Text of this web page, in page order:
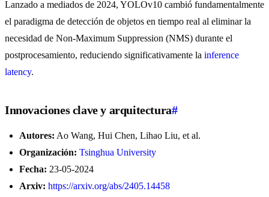
Lanzado a mediados de 2024, YOLOv10 cambió fundamentalmente
el paradigma de detección de objetos en tiempo real al eliminar la
necesidad de Non-Maximum Suppression (NMS) durante el
postprocesamiento, reduciendo significativamente la inference
latency.
Innovaciones clave y arquitectura#
Autores: Ao Wang, Hui Chen, Lihao Liu, et al.
Organización: Tsinghua University
Fecha: 23-05-2024
Arxiv: https://arxiv.org/abs/2405.14458